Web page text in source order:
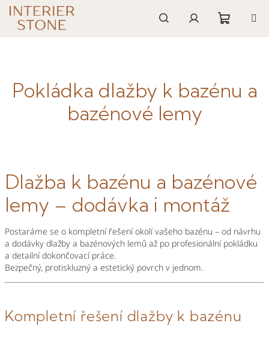
Přejít
obsah
HledatPřihlášení
Pokládka dlažby k bazénu a
bazénové lemy
Dlažba k bazénu a bazénové
lemy – dodávka i montáž
Postaráme se o kompletní řešení okolí vašeho bazénu – od návrhu
a dodávky dlažby a bazénových lemů až po profesionální pokládku
a detailní dokončovací práce.
Bezpečný, protiskluzný a estetický povrch v jednom.
Kompletní řešení dlažby k bazénu